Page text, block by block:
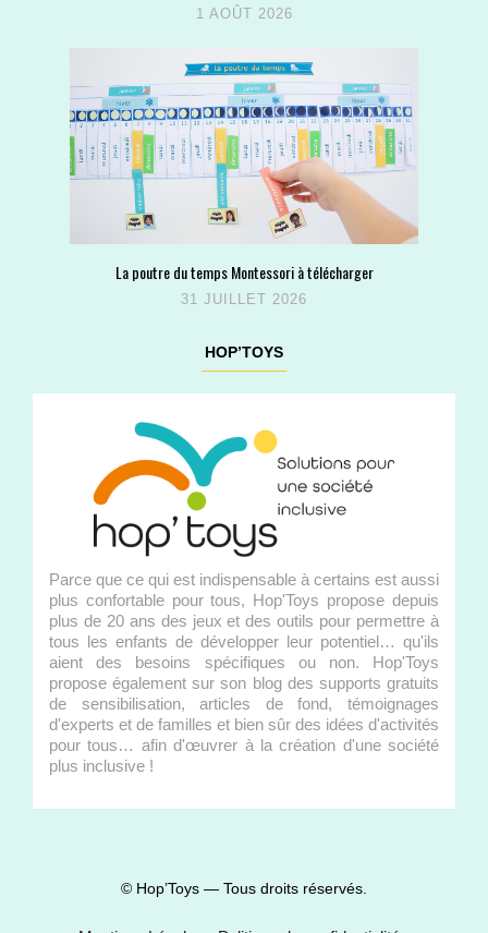
1 AOÛT 2026
La poutre du temps Montessori à télécharger
31 JUILLET 2026
HOP’TOYS
Parce que ce qui est indispensable à certains est aussi
plus confortable pour tous, Hop'Toys propose depuis
plus de 20 ans des jeux et des outils pour permettre à
tous les enfants de développer leur potentiel… qu'ils
aient des besoins spécifiques ou non. Hop'Toys
propose également sur son blog des supports gratuits
de sensibilisation, articles de fond, témoignages
d'experts et de familles et bien sûr des idées d'activités
pour tous… afin d'œuvrer à la création d'une société
plus inclusive !
© Hop’Toys — Tous droits réservés.